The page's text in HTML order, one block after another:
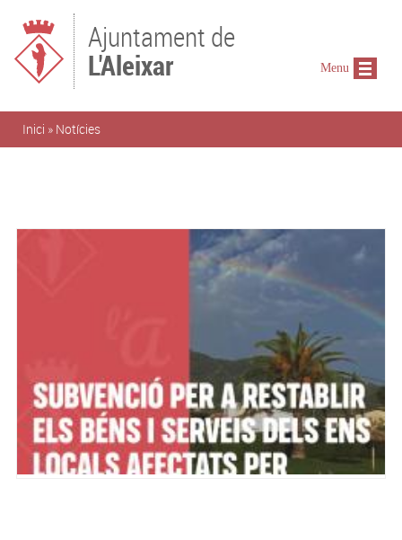
Ajuntament de
L'Aleixar
Esteu aquí
Inici » Notícies
Menu